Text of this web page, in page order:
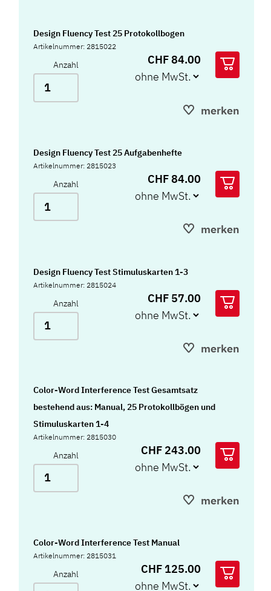
Design Fluency Test 25 Protokollbogen
Artikelnummer: 2815022
Anzahl CHF 84.00
merken
Design Fluency Test 25 Aufgabenhefte
Artikelnummer: 2815023
Anzahl CHF 84.00
merken
Design Fluency Test Stimuluskarten 1-3
Artikelnummer: 2815024
Anzahl CHF 57.00
merken
Color-Word Interference Test Gesamtsatz
bestehend aus: Manual, 25 Protokollbögen und
Stimuluskarten 1-4
Artikelnummer: 2815030
Anzahl CHF 243.00
merken
Color-Word Interference Test Manual
Artikelnummer: 2815031
Anzahl CHF 125.00